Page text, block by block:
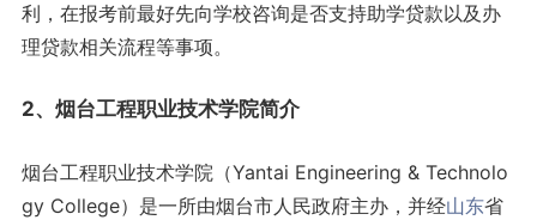
利，在报考前最好先向学校咨询是否支持助学贷款以及办
理贷款相关流程等事项。
2、烟台工程职业技术学院简介
烟台工程职业技术学院（Yantai Engineering & Technolo
gy College）是一所由烟台市人民政府主办，并经山东省